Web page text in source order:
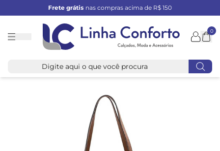
Frete grátis nas compras acima de R$ 150
Linha
0